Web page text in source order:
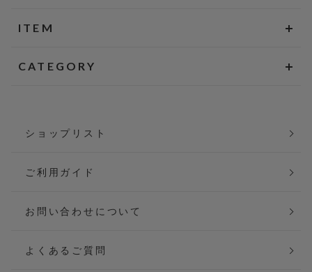
ITEM
CATEGORY
ショップリスト
ご利用ガイド
お問い合わせについて
よくあるご質問